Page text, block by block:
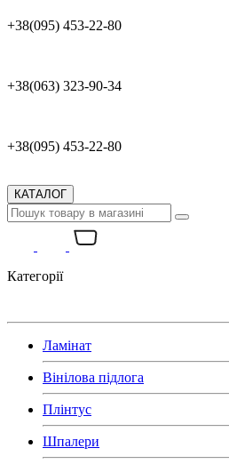
+38(095) 453-22-80
+38(063) 323-90-34
+38(095) 453-22-80
КАТАЛОГ
Категорії
Ламінат
Вінілова підлога
Плінтус
Шпалери